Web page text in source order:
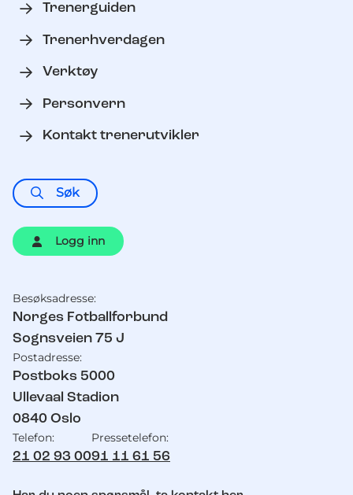
Trenerguiden
Trenerhverdagen
Verktøy
Personvern
Kontakt trenerutvikler
Søk
Logg inn
Kontaktinformasjon
Besøksadresse:
Norges Fotballforbund
Sognsveien 75 J
Postadresse:
Postboks 5000
Ullevaal Stadion
0840 Oslo
Telefon:
21 02 93 00
Pressetelefon:
91 11 61 56